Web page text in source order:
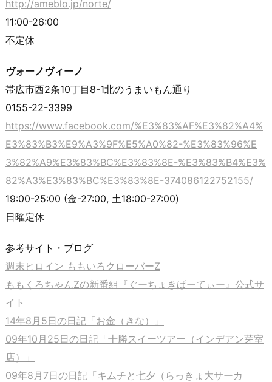
http://ameblo.jp/norte/
11:00-26:00
不定休
ヴォーノヴィーノ
帯広市西2条10丁目8-1北のうまいもん通り
0155-22-3399
https://www.facebook.com/%E3%83%AF%E3%82%A4%
E3%83%B3%E9%A3%9F%E5%A0%82-%E3%83%96%E
3%82%A9%E3%83%BC%E3%83%8E-%E3%83%B4%E3%
82%A3%E3%83%BC%E3%83%8E-374086122752155/
19:00-25:00 (金-27:00, 土18:00-27:00)
日曜定休
参考サイト・ブログ
週末ヒロイン ももいろクローバーZ
ももくろちゃんZの新番組『ぐーちょきぱーてぃー』公式サ
イト
14年8月5日の日記「お金（きな）」
09年10月25日の日記「十勝スイーツアー（インデアン芽室
店）」
09年8月7日の日記「キムチと七夕（らっきょ大サーカ